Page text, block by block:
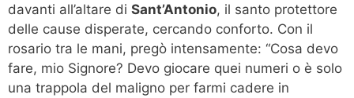
davanti all’altare di Sant’Antonio, il santo protettore
delle cause disperate, cercando conforto. Con il
rosario tra le mani, pregò intensamente: “Cosa devo
fare, mio Signore? Devo giocare quei numeri o è solo
una trappola del maligno per farmi cadere in